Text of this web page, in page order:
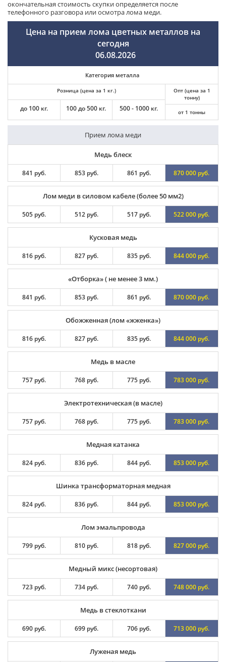
окончательная стоимость скупки определяется после
телефонного разговора или осмотра лома меди.
Цена на прием лома цветных металлов на
сегодня
06.08.2026
Категория металла
Розница (цена за 1 кг.)
до 100 кг. 100 до 500 кг. 500 - 1000 кг.
Опт (цена за 1
тонну)
от 1 тонны
Прием лома меди
Медь блеск
841 руб. 853 руб. 861 руб. 870 000 руб.
Лом меди в силовом кабеле (более 50 мм2)
505 руб. 512 руб. 517 руб. 522 000 руб.
Кусковая медь
816 руб. 827 руб. 835 руб. 844 000 руб.
«Отборка» ( не менее 3 мм.)
841 руб. 853 руб. 861 руб. 870 000 руб.
Обожженная (лом «жженка»)
816 руб. 827 руб. 835 руб. 844 000 руб.
Медь в масле
757 руб. 768 руб. 775 руб. 783 000 руб.
Электротехническая (в масле)
757 руб. 768 руб. 775 руб. 783 000 руб.
Медная катанка
824 руб. 836 руб. 844 руб. 853 000 руб.
Шинка трансформаторная медная
824 руб. 836 руб. 844 руб. 853 000 руб.
Лом эмальпровода
799 руб. 810 руб. 818 руб. 827 000 руб.
Медный микс (несортовая)
723 руб. 734 руб. 740 руб. 748 000 руб.
Медь в стеклоткани
690 руб. 699 руб. 706 руб. 713 000 руб.
Луженая медь